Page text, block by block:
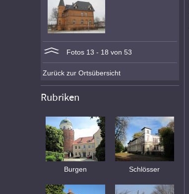
Fotos 13 - 18 von 53
Zurück zur Ortsübersicht
Rubriken
Burgen Schlösser